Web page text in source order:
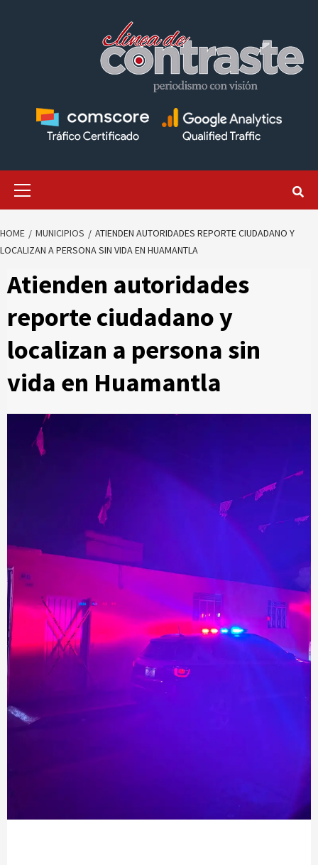
HOME MUNICIPIOS
ATIENDEN AUTORIDADES REPORTE CIUDADANO Y
LOCALIZAN A PERSONA SIN VIDA EN HUAMANTLA
Atienden autoridades
reporte ciudadano y
localizan a persona sin
vida en Huamantla